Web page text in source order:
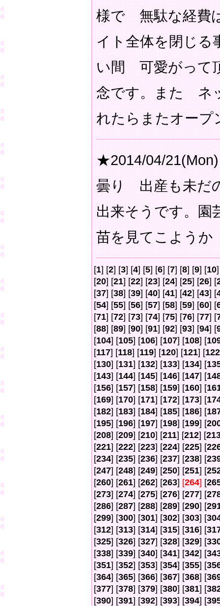
様で 無駄な経費
イト全体を閉じる
い間 可愛がって
念です。また ネ
れたらまたオープ
★2014/04/21(Mon)
曇り 出産も未だ
出来そうです。園
苗を見てこようか
[1] [2] [3] [4] [5] [6] [7] [8] [9] [10
[20] [21] [22] [23] [24] [25] [26] [
[37] [38] [39] [40] [41] [42] [43] [
[54] [55] [56] [57] [58] [59] [60] [
[71] [72] [73] [74] [75] [76] [77] [
[88] [89] [90] [91] [92] [93] [94] [
[104] [105] [106] [107] [108] [
[117] [118] [119] [120] [121] [122
[130] [131] [132] [133] [134] [
[143] [144] [145] [146] [147] [
[156] [157] [158] [159] [160] [
[169] [170] [171] [172] [173] [
[182] [183] [184] [185] [186] [
[195] [196] [197] [198] [199] [
[208] [209] [210] [211] [212] [
[221] [222] [223] [224] [225] [
[234] [235] [236] [237] [238] [
[247] [248] [249] [250] [251] [
[260] [261] [262] [263] [264] [
[273] [274] [275] [276] [277] [
[286] [287] [288] [289] [290] [
[299] [300] [301] [302] [303] [
[312] [313] [314] [315] [316] [
[325] [326] [327] [328] [329] [
[338] [339] [340] [341] [342] [
[351] [352] [353] [354] [355] [
[364] [365] [366] [367] [368] [
[377] [378] [379] [380] [381] [
[390] [391] [392] [393] [394] [